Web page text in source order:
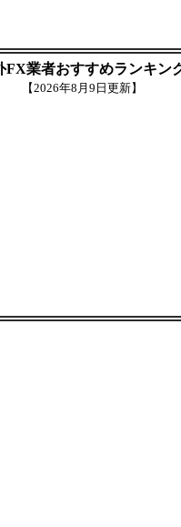
FX業者おすすめランキン
【2026年8月9日更新】